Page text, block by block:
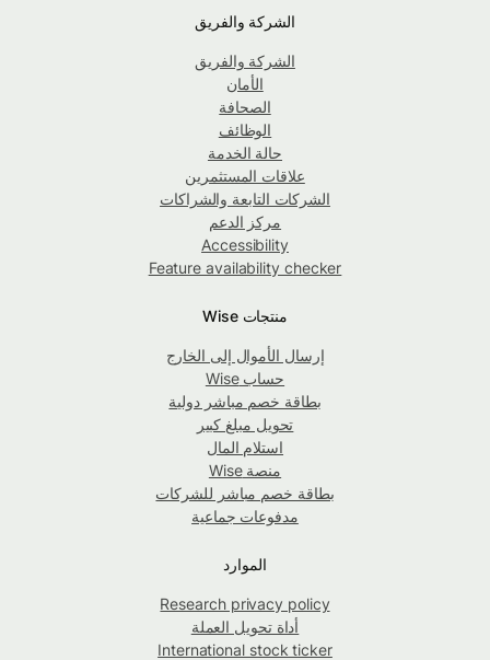
الشركة والفريق
الشركة والفريق
الأمان
الصحافة
الوظائف
حالة الخدمة
علاقات المستثمرين
الشركات التابعة والشراكات
مركز الدعم
Accessibility
Feature availability checker
منتجات Wise
إرسال الأموال إلى الخارج
حساب Wise
بطاقة خصم مباشر دولية
تحويل مبلغ كبير
استلام المال
منصة Wise
بطاقة خصم مباشر للشركات
مدفوعات جماعية
الموارد
Research privacy policy
أداة تحويل العملة
International stock ticker